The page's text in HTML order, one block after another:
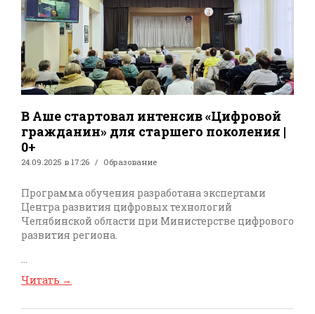
В Аше стартовал интенсив «Цифровой
гражданин» для старшего поколения |
0+
24.09.2025 в 17:26 Образование
Программа обучения разработана экспертами
Центра развития цифровых технологий
Челябинской области при Министерстве цифрового
развития региона.
...
Читать →